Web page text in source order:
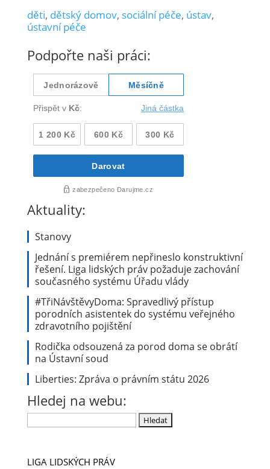
děti, dětský domov, sociální péče, ústav,
ústavní péče
Podpořte naši práci:
Aktuality:
Stanovy
Jednání s premiérem nepřineslo konstruktivní
řešení. Liga lidských práv požaduje zachování
současného systému Úřadu vlády
#TřiNávštěvyDoma: Spravedlivý přístup
porodních asistentek do systému veřejného
zdravotního pojištění
Rodička odsouzená za porod doma se obrátí
na Ústavní soud
Liberties: Zpráva o právním státu 2026
Hledej na webu:
Vyhledávání
LIGA LIDSKÝCH PRÁV